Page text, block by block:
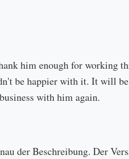
him enough for working
be happier with it. It will
with him again.
der Beschreibung. Der